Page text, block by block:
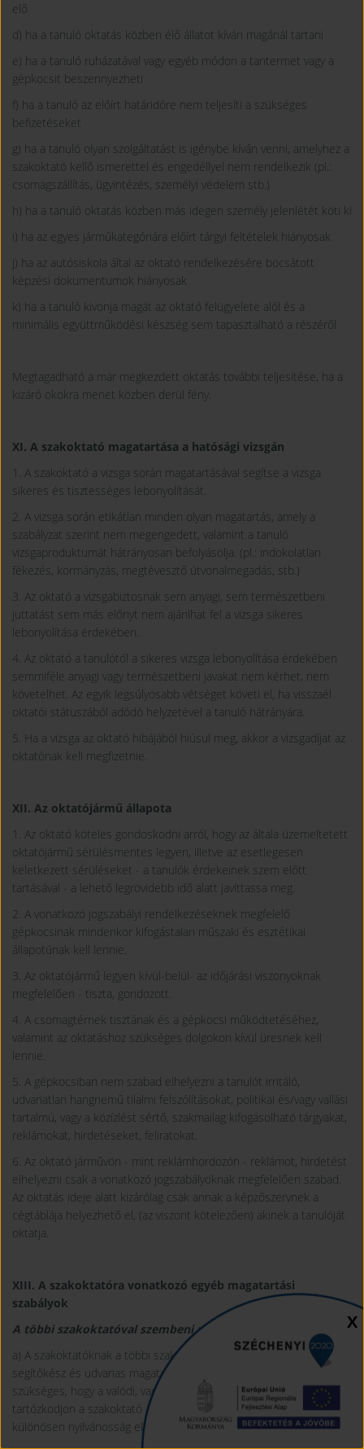
elő
d) ha a tanuló oktatás közben élő állatot kíván magánál tartani
e) ha a tanuló ruházatával vagy egyéb módon a tantermet vagy a
gépkocsit beszennyezheti
f) ha a tanuló az előírt határidőre nem teljesíti a szükséges
befizetéseket
g) ha a tanuló olyan szolgáltatást is igénybe kíván venni, amelyhez a
szakoktató kellő ismerettel és engedéllyel nem rendelkezik (pl.:
csomagszállítás, ügyintézés, személyi védelem stb.)
h) ha a tanuló oktatás közben más idegen személy jelenlétét köti ki
i) ha az egyes járműkategóriára előírt tárgyi feltételek hiányosak
j) ha az autósiskola által az oktató rendelkezésére bocsátott
képzési dokumentumok hiányosak
k) ha a tanuló kivonja magát az oktató felügyelete alól és a
minimális együttműködési készség sem tapasztalható a részéről
Megtagadható a már megkezdett oktatás további teljesítése, ha a
kizáró okokra menet közben derül fény.
XI. A szakoktató magatartása a hatósági vizsgán
1. A szakoktató a vizsga során magatartásával segítse a vizsga
sikeres és tisztességes lebonyolítását.
2. A vizsga során etikátlan minden olyan magatartás, amely a
szabályzat szerint nem megengedett, valamint a tanuló
vizsgaproduktumát hátrányosan befolyásolja. (pl.: indokolatlan
fékezés, kormányzás, megtévesztő útvonalmegadás, stb.)
3. Az oktató a vizsgabiztosnak sem anyagi, sem természetbeni
juttatást sem más előnyt nem ajánlhat fel a vizsga sikeres
lebonyolítása érdekében.
4. Az oktató a tanulótól a sikeres vizsga lebonyolítása érdekében
semmiféle anyagi vagy természetbeni javakat nem kérhet, nem
követelhet. Az egyik legsúlyosabb vétséget követi el, ha visszaél
oktatói státuszából adódó helyzetével a tanuló hátrányára.
5. Ha a vizsga az oktató hibájából hiúsul meg, akkor a vizsgadíjat az
oktatónak kell megfizetnie.
XII. Az oktatójármű állapota
1. Az oktató köteles gondoskodni arról, hogy az általa üzemeltetett
oktatójármű sérülésmentes legyen, illetve az esetlegesen
keletkezett sérüléseket - a tanulók érdekeinek szem előtt
tartásával - a lehető legrövidebb idő alatt javíttassa meg.
2. A vonatkozó jogszabályi rendelkezéseknek megfelelő
gépkocsinak mindenkor kifogástalan műszaki és esztétikai
állapotúnak kell lennie.
3. Az oktatójármű legyen kívül-belül- az időjárási viszonyoknak
megfelelően - tiszta, gondozott.
4. A csomagtérnek tisztának és a gépkocsi működtetéséhez,
valamint az oktatáshoz szükséges dolgokon kívül üresnek kell
lennie.
5. A gépkocsiban nem szabad elhelyezni a tanulót irritáló,
udvariatlan hangnemű tilalmi felszólításokat, politikai és/vagy vallási
tartalmú, vagy a közízlést sértő, szakmailag kifogásolható tárgyakat,
reklámokat, hirdetéseket, feliratokat.
6. Az oktató járművön - mint reklámhordozón - reklámot, hirdetést
elhelyezni csak a vonatkozó jogszabályoknak megfelelően szabad.
Az oktatás ideje alatt kizárólag csak annak a képzőszervnek a
cégtáblája helyezhető el, (az viszont kötelezően) akinek a tanulóját
oktatja.
XIII. A szakoktatóra vonatkozó egyéb magatartási
szabályok
A többi szakoktatóval szembeni magatartás
a) A szakoktatóknak a többi szakoktatóval szemben együttműködő,
segítőkész és udvarias magatartást kell tanúsítania. Feltétlenül
szükséges, hogy a valódi, vagy a vélt sérelem esetén is
tartózkodjon a szakoktató a durva szóváltástól, magatartástól,
különösen nyilvánosság előtt.
X